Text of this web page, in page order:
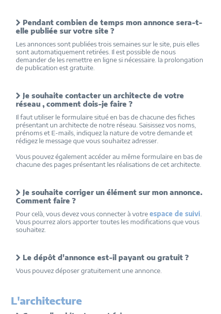
Pendant combien de temps mon annonce sera-t-
elle publiée sur votre site ?
Les annonces sont publiées trois semaines sur le site, puis elles
sont automatiquement retirées. Il est possible de nous
demander de les remettre en ligne si nécessaire. la prolongation
de publication est gratuite.
Je souhaite contacter un architecte de votre
réseau , comment dois-je faire ?
Il faut utiliser le formulaire situé en bas de chacune des fiches
présentant un architecte de notre réseau. Saisissez vos noms,
prénoms et E-mails, indiquez la nature de votre demande et
rédigez le message que vous souhaitez adresser.
Vous pouvez également accéder au même formulaire en bas de
chacune des pages présentant les réalisations de cet architecte.
Je souhaite corriger un élément sur mon annonce.
Comment faire ?
Pour celà, vous devez vous connecter à votreespace de suivi
Vous pourrez alors apporter toutes les modifications que vous
souhaitez.
Le dépôt d'annonce est-il payant ou gratuit ?
Vous pouvez déposer gratuitement une annonce.
L'architecture